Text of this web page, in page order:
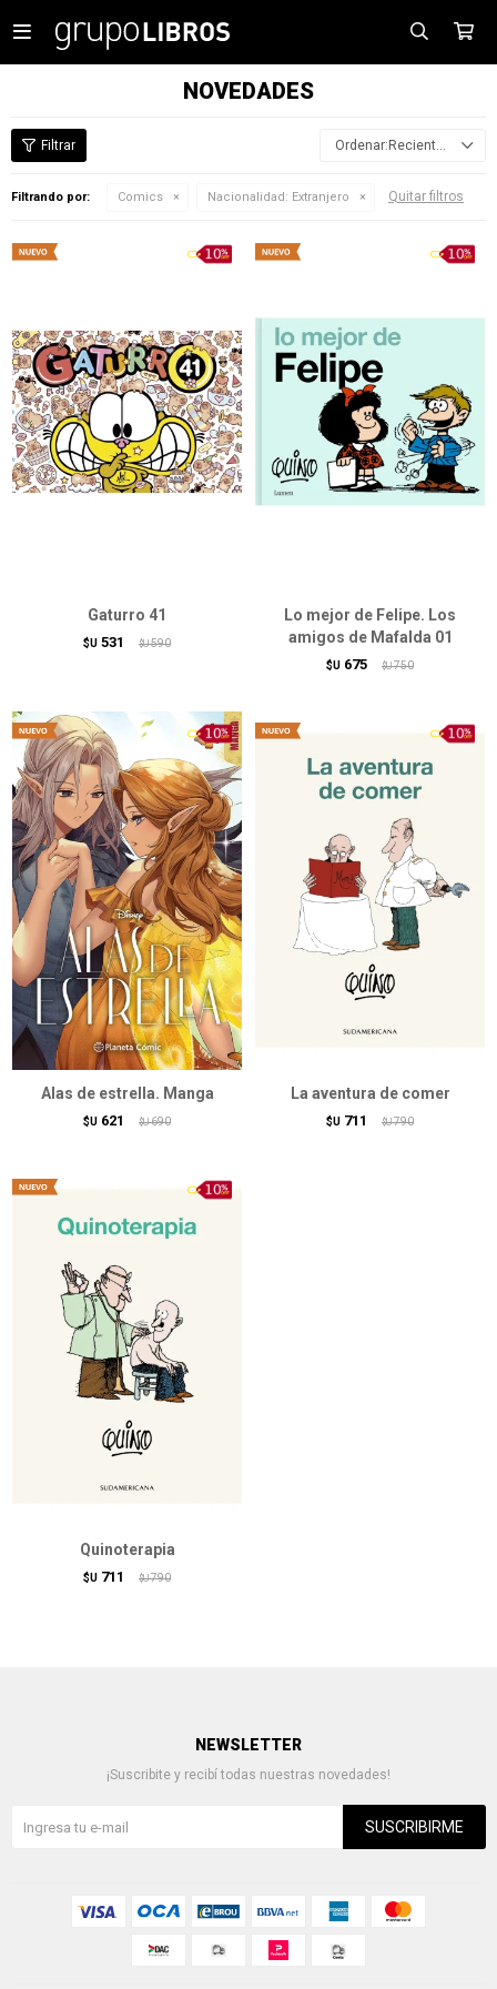

NOVEDADES
Recientes
Filtrando por: Comics Nacionalidad: Extranjero Quitar filtros
Gaturro 41
$U 531 $U 590
Lo mejor de Felipe. Los
amigos de Mafalda 01
$U 675 $U 750
Alas de estrella. Manga
$U 621 $U 690
La aventura de comer
$U 711 $U 790
Quinoterapia
$U 711 $U 790
NEWSLETTER
¡Suscribite y recibí todas nuestras novedades!
SUSCRIBIRME